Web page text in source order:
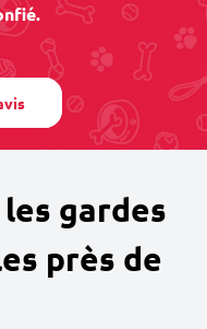
gardes
près de